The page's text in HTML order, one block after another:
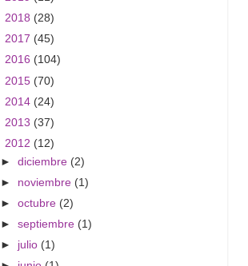
2018 (28)
2017 (45)
2016 (104)
2015 (70)
2014 (24)
2013 (37)
2012 (12)
►diciembre (2)
► noviembre (1)
►octubre (2)
►septiembre (1)
► julio (1)